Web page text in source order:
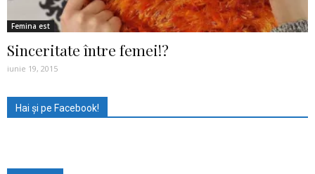
Femina est
Sinceritate între femei!?
iunie 19, 2015
Hai și pe Facebook!